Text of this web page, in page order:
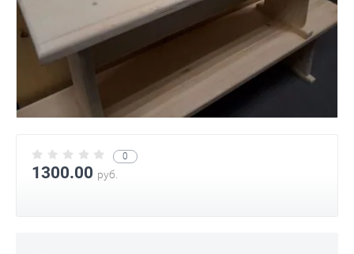
0
1300.00 руб.